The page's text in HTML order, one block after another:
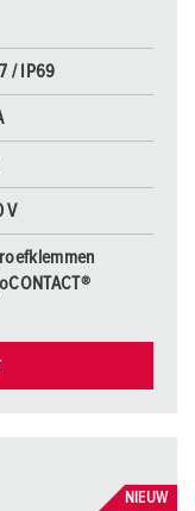
/ IP69
V
NIEUW